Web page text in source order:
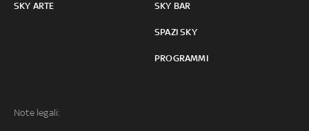
SKY ARTE SKY BAR
SPAZI SKY
PROGRAMMI
Note legali: